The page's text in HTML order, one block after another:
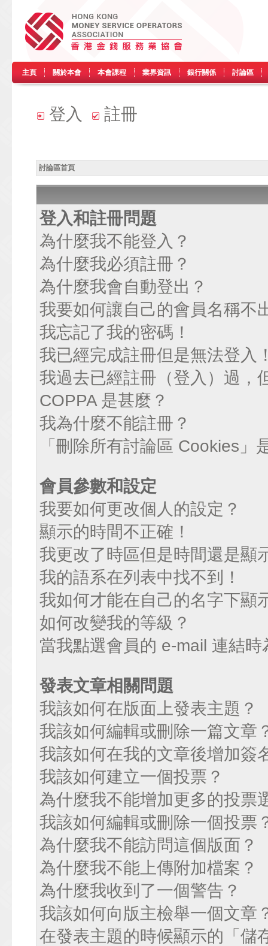
主頁 關於本會 本會課程 業界資訊 銀行關係 討論區
登入 註冊
討論區首頁
登入和註冊問題
為什麼我不能登入？
為什麼我必須註冊？
為什麼我會自動登出？
我要如何讓自己的會員名稱不
我忘記了我的密碼！
我已經完成註冊但是無法登入
我過去已經註冊（登入）過，
COPPA 是甚麼？
我為什麼不能註冊？
「刪除所有討論區 Cookies」
會員參數和設定
我要如何更改個人的設定？
顯示的時間不正確！
我更改了時區但是時間還是顯
我的語系在列表中找不到！
我如何才能在自己的名字下顯
如何改變我的等級？
當我點選會員的 e-mail 連結
發表文章相關問題
我該如何在版面上發表主題？
我該如何編輯或刪除一篇文章
我該如何在我的文章後增加簽
我該如何建立一個投票？
為什麼我不能增加更多的投票
我該如何編輯或刪除一個投票
為什麼我不能訪問這個版面？
為什麼我不能上傳附加檔案？
為什麼我收到了一個警告？
我該如何向版主檢舉一個文章
在發表主題的時候顯示的「儲